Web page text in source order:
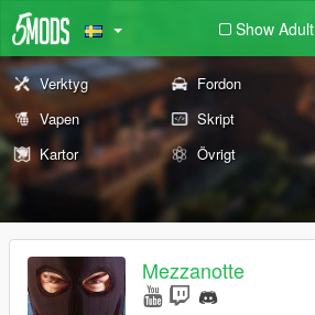
Show Adult
Verktyg Fordon
Vapen
Skript
Kartor
Övrigt
Mezzanotte